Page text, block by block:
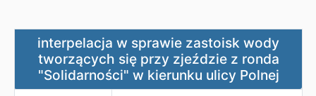
interpelacja w sprawie zastoisk wody tworzących się
interpelacja w sprawie zastoisk wody
tworzących się przy zjeździe z ronda
"Solidarności" w kierunku ulicy Polnej